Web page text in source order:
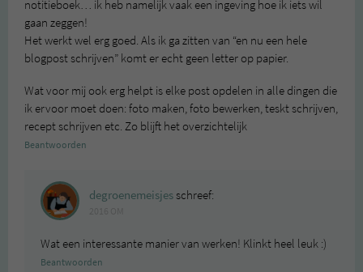
notitieboek… ik heb namelijk vaak een ingeving hoe ik iets wil
gaan zeggen!
Het werkt wel erg goed. Als ik ga zitten van “en nu een hele
blogpost schrijven” komt er echt geen letter op papier.
Wat voor mij ook erg helpt is elke post opdelen in alle dingen die
ik ervoor moet doen: foto maken, foto bewerken, teskt schrijven,
recept schrijven etc. Zo blijft het overzichtelijk
Beantwoorden
degroenemeisjesschreef:
Wat een interessante manier van werken! Klinkt heel leuk :)
Beantwoorden